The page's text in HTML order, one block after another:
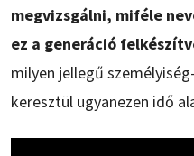
megvizsgálni, miféle
ez a generáció
milyen jellegű
keresztül ugyanezen idő